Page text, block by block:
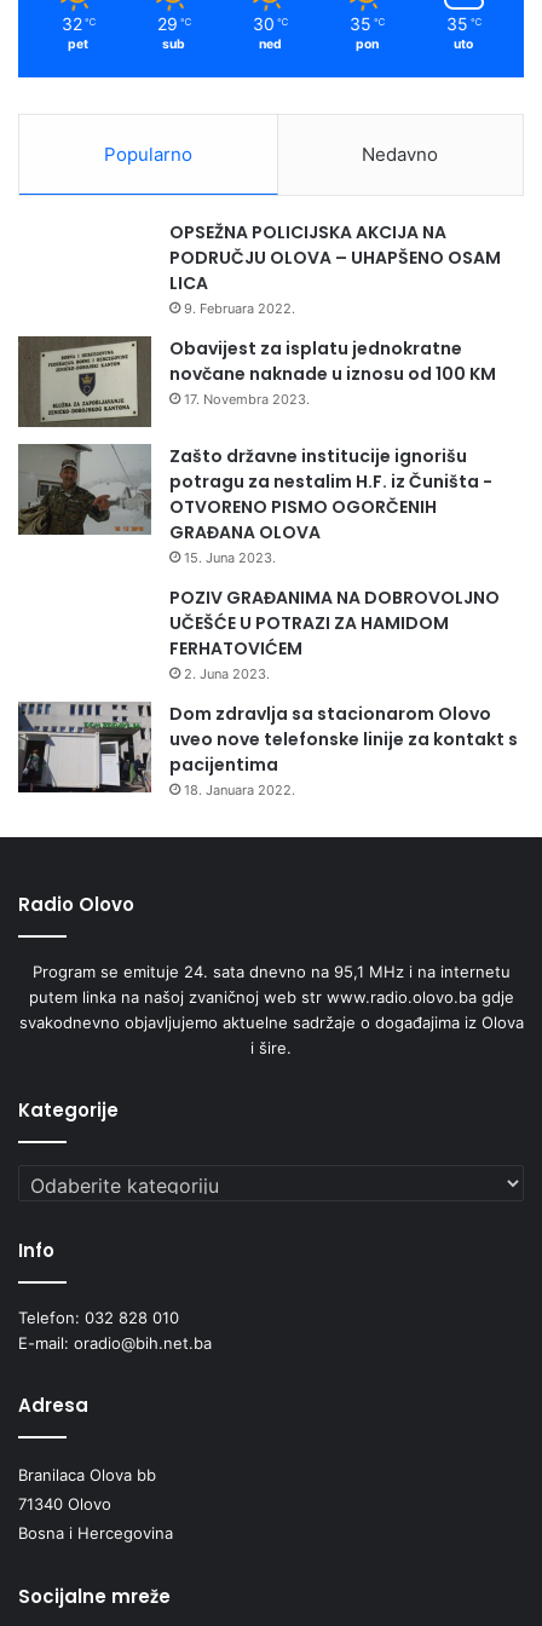
32 ℃
pet
29 ℃
sub
30 ℃
ned
35 ℃
pon
35 ℃
uto
Popularno Nedavno
OPSEŽNA POLICIJSKA AKCIJA NA
PODRUČJU OLOVA – UHAPŠENO OSAM
LICA
9. Februara 2022.
Obavijest za isplatu jednokratne
novčane naknade u iznosu od 100 KM
17. Novembra 2023.
Zašto državne institucije ignorišu
potragu za nestalim H.F. iz Čuništa -
OTVORENO PISMO OGORČENIH
GRAĐANA OLOVA
15. Juna 2023.
POZIV GRAĐANIMA NA DOBROVOLJNO
UČEŠĆE U POTRAZI ZA HAMIDOM
FERHATOVIĆEM
2. Juna 2023.
Dom zdravlja sa stacionarom Olovo
uveo nove telefonske linije za kontakt s
pacijentima
18. Januara 2022.
Radio Olovo
Program se emituje 24. sata dnevno na 95,1 MHz i na internetu
putem linka na našoj zvaničnoj web str www.radio.olovo.ba gdje
svakodnevno objavljujemo aktuelne sadržaje o događajima iz Olova
i šire.
Kategorije
Kategorije
Info
Telefon: 032 828 010
E-mail: oradio@bih.net.ba
Adresa
Branilaca Olova bb
71340 Olovo
Bosna i Hercegovina
Socijalne mreže